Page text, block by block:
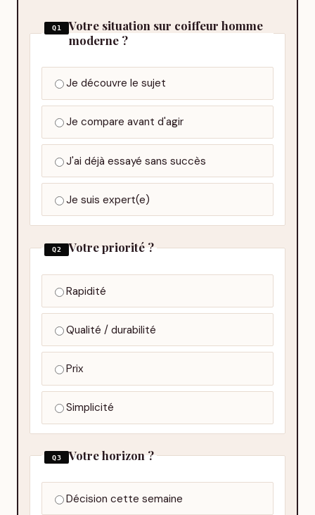
Q1
Votre situation sur coiffeur homme
moderne ?
Je découvre le sujet
Je compare avant d'agir
J'ai déjà essayé sans succès
Je suis expert(e)
Q2 Votre priorité ?
Rapidité
Qualité / durabilité
Prix
Simplicité
Q3 Votre horizon ?
Décision cette semaine